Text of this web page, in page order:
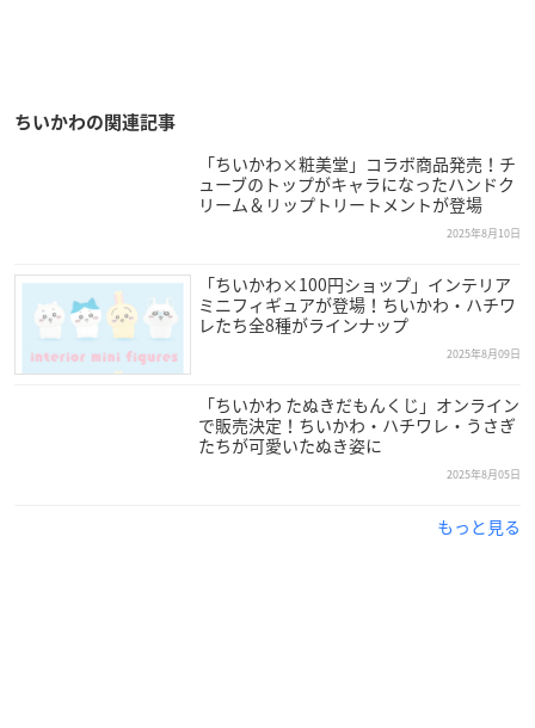
ちいかわの関連記事
「ちいかわ×粧美堂」コラボ商品発売！チ
ューブのトップがキャラになったハンドク
リーム＆リップトリートメントが登場
2025年8月10日
「ちいかわ×100円ショップ」インテリア
ミニフィギュアが登場！ちいかわ・ハチワ
レたち全8種がラインナップ
2025年8月09日
「ちいかわ たぬきだもんくじ」オンライン
で販売決定！ちいかわ・ハチワレ・うさぎ
たちが可愛いたぬき姿に
2025年8月05日
もっと見る